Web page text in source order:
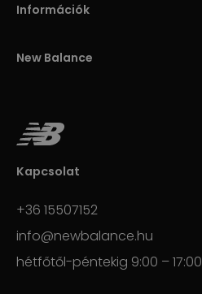
Információk
New Balance
Kapcsolat
+36 15507152
info@newbalance.hu
hétfőtől-péntekig 9:00 – 17:00